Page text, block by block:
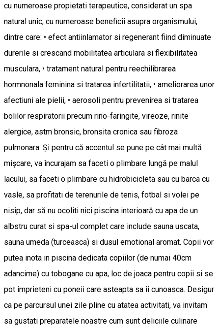
cu numeroase propietati terapeutice, considerat un spa
natural unic, cu numeroase beneficii asupra organismului,
dintre care: • efect antiinlamator si regenerant fiind diminuate
durerile si crescand mobilitatea articulara si flexibilitatea
musculara, • tratament natural pentru reechilibrarea
hormnonala feminina si tratarea infertilitatii, • ameliorarea unor
afectiuni ale pielii, • aerosoli pentru prevenirea si tratarea
bolilor respiratorii precum rino-faringite, vireoze, rinite
alergice, astm bronsic, bronsita cronica sau fibroza
pulmonara. Și pentru că accentul se pune pe cât mai multă
mișcare, va încurajam sa faceti o plimbare lungă pe malul
lacului, sa faceti o plimbare cu hidrobicicleta sau cu barca cu
vasle, sa profitati de terenurile de tenis, fotbal si volei pe
nisip, dar să nu ocoliti nici piscina interioară cu apa de un
albstru curat si spa-ul complet care include sauna uscata,
sauna umeda (turceasca) si dusul emotional aromat. Copii vor
putea inota in piscina dedicata copiilor (de numai 40cm
adancime) cu tobogane cu apa, loc de joaca pentru copii si se
pot imprieteni cu poneii care asteapta sa ii cunoasca. Desigur
ca pe parcursul unei zile pline cu atatea activitati, va invitam
sa gustati preparatele noastre cum sunt deliciile culinare